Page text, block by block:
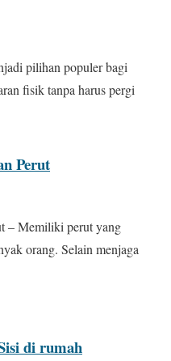
pilihan populer bagi
fisik tanpa harus pergi
Perut
– Memiliki perut yang
orang. Selain menjaga
di rumah